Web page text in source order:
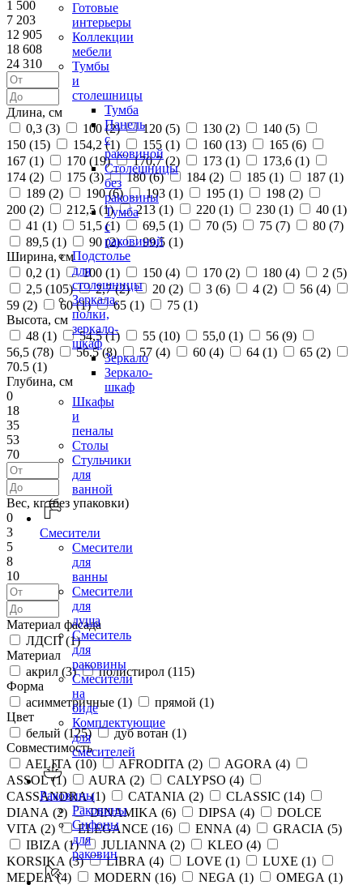
Готовые
интерьеры
Коллекции
мебели
Тумбы
и
столешницы
Тумба
Панель
с
раковиной
Столешницы
без
раковины
Тумба
с
раковиной
Подстолье
для
столешницы
Зеркала,
полки,
зеркало-
шкаф
Зеркало
Зеркало-
шкаф
Шкафы
и
пеналы
Столы
Стульчики
для
ванной
Смесители
Смесители
для
ванны
Смесители
для
душа
Смеситель
для
раковины
Смесители
на
биде
Комплектующие
для
смесителей
Раковины
Раковины
Сифоны
для
раковин
1 500
7 203
12 905
18 608
24 310
Длина, см
0,3 (3) 100 (2) 120 (5) 130 (2) 140 (5)
150 (15) 154,2 (1) 155 (1) 160 (13) 165 (6)
167 (1) 170 (19) 170,7 (2) 173 (1) 173,6 (1)
174 (2) 175 (3) 180 (6) 184 (2) 185 (1) 187 (1)
189 (2) 190 (6) 193 (1) 195 (1) 198 (2)
200 (2) 212,5 (1) 213 (1) 220 (1) 230 (1) 40 (1)
41 (1) 51,5 (1) 69,5 (1) 70 (5) 75 (7) 80 (7)
89,5 (1) 90 (2) 99,5 (1)
Ширина, см
0,2 (1) 100 (1) 150 (4) 170 (2) 180 (4) 2 (5)
2,5 (105) 2,7 (2) 20 (2) 3 (6) 4 (2) 56 (4)
59 (2) 60 (1) 65 (1) 75 (1)
Высота, см
48 (1) 54,5 (1) 55 (10) 55,0 (1) 56 (9)
56,5 (78) 56.5 (8) 57 (4) 60 (4) 64 (1) 65 (2)
70.5 (1)
Глубина, см
0
18
35
53
70
Вес, кг (без упаковки)
0
3
5
8
10
Материал фасада
ЛДСП (1)
Материал
акрил (3) полистирол (115)
Форма
асимметричные (1) прямой (1)
Цвет
белый (125) дуб вотан (1)
Совместимость
AELITA (10) AFRODITA (2) AGORA (4)
ASSOL (1) AURA (2) CALYPSO (4)
CASSANDRA (1) CATANIA (2) CLASSIC (14)
DIANA (2) DINAMIKA (6) DIPSA (4)
DOLCE
VITA (2) ELEGANCE (16) ENNA (4) GRACIA (5)
IBIZA (1) JULIANNA (2) KLEO (4)
KORSIKA (3) LIBRA (4) LOVE (1) LUXE (1)
MEDEA (4) MODERN (16) NEGA (1) OMEGA (1)